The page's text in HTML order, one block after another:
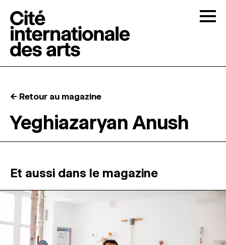
RÉSIDENCES ↓
ATELIERS OUVERTS
PROGRAMMATION
MAGAZINE
← Retour au magazine
Yeghiazaryan Anush
Et aussi dans le magazine